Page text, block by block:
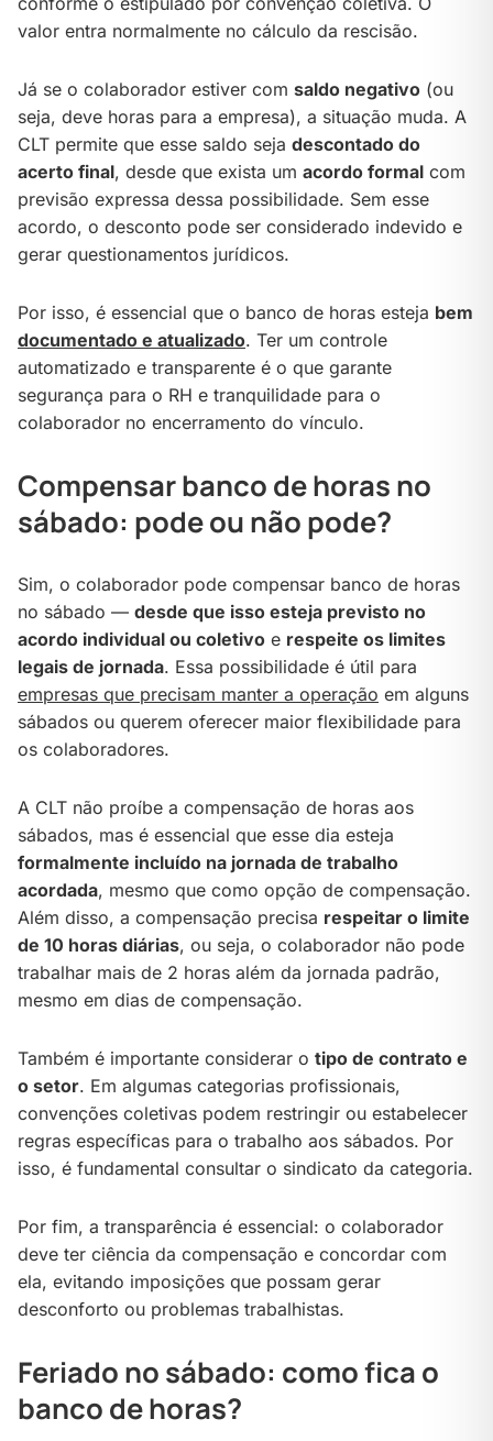
valor entra normalmente no cálculo da rescisão.
Já se o colaborador estiver com saldo negativo (ou
seja, deve horas para a empresa), a situação muda. A
CLT permite que esse saldo seja descontado do
acerto final, desde que exista um acordo formal com
previsão expressa dessa possibilidade. Sem esse
acordo, o desconto pode ser considerado indevido e
gerar questionamentos jurídicos.
Por isso, é essencial que o banco de horas esteja bem
documentado e atualizado. Ter um controle
automatizado e transparente é o que garante
segurança para o RH e tranquilidade para o
colaborador no encerramento do vínculo.
Compensar banco de horas no
sábado: pode ou não pode?
Sim, o colaborador pode compensar banco de horas
no sábado — desde que isso esteja previsto no
acordo individual ou coletivo e respeite os limites
legais de jornada. Essa possibilidade é útil para
empresas que precisam manter a operação em alguns
sábados ou querem oferecer maior flexibilidade para
os colaboradores.
A CLT não proíbe a compensação de horas aos
sábados, mas é essencial que esse dia esteja
formalmente incluído na jornada de trabalho
acordada, mesmo que como opção de compensação.
Além disso, a compensação precisa respeitar o limite
de 10 horas diárias, ou seja, o colaborador não pode
trabalhar mais de 2 horas além da jornada padrão,
mesmo em dias de compensação.
Também é importante considerar o tipo de contrato e
o setor. Em algumas categorias profissionais,
convenções coletivas podem restringir ou estabelecer
regras específicas para o trabalho aos sábados. Por
isso, é fundamental consultar o sindicato da categoria.
Por fim, a transparência é essencial: o colaborador
deve ter ciência da compensação e concordar com
ela, evitando imposições que possam gerar
desconforto ou problemas trabalhistas.
Feriado no sábado: como fica o
banco de horas?